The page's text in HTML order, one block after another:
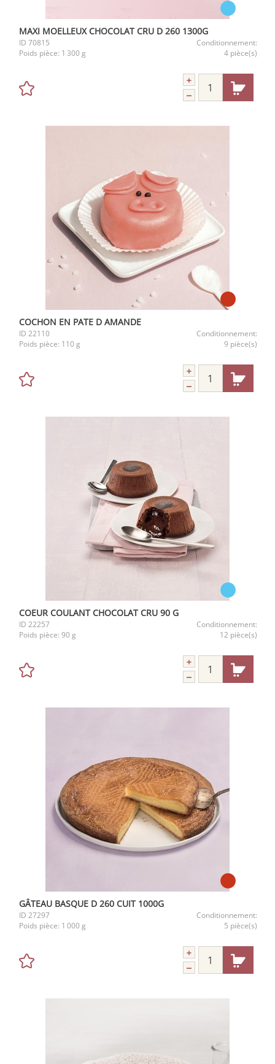
MAXI MOELLEUX CHOCOLAT CRU D 260 1300G
ID 70815
Conditionnement:
Poids pièce: 1 300 g 4 pièce(s)
COCHON EN PATE D AMANDE
ID 22110
Conditionnement:
Poids pièce: 110 g 9 pièce(s)
COEUR COULANT CHOCOLAT CRU 90 G
ID 22257
Conditionnement:
Poids pièce: 90 g 12 pièce(s)
GÂTEAU BASQUE D 260 CUIT 1000G
ID 27297
Conditionnement:
Poids pièce: 1 000 g 5 pièce(s)